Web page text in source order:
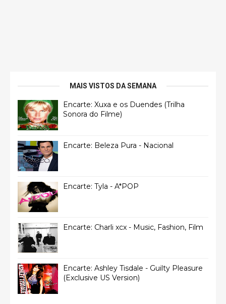
MAIS VISTOS DA SEMANA
Encarte: Xuxa e os Duendes (Trilha
Sonora do Filme)
Encarte: Beleza Pura - Nacional
Encarte: Tyla - A*POP
Encarte: Charli xcx - Music, Fashion, Film
Encarte: Ashley Tisdale - Guilty Pleasure
(Exclusive US Version)